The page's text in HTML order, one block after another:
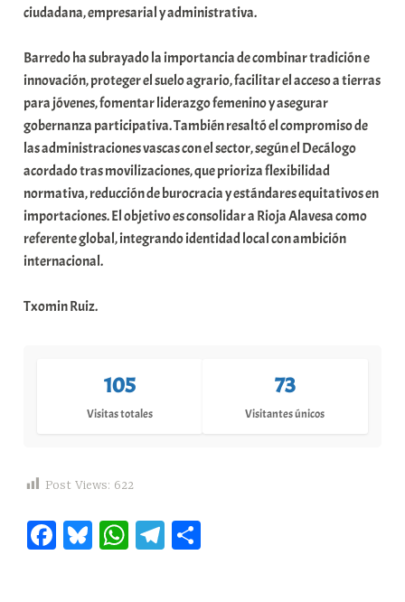
ciudadana, empresarial y administrativa.
Barredo ha subrayado la importancia de combinar tradición e
innovación, proteger el suelo agrario, facilitar el acceso a tierras
para jóvenes, fomentar liderazgo femenino y asegurar
gobernanza participativa. También resaltó el compromiso de
las administraciones vascas con el sector, según el Decálogo
acordado tras movilizaciones, que prioriza flexibilidad
normativa, reducción de burocracia y estándares equitativos en
importaciones. El objetivo es consolidar a Rioja Alavesa como
referente global, integrando identidad local con ambición
internacional.
Txomin Ruiz.
105
Visitas totales
73
Visitantes únicos
Post Views: 622
Fa Bl W Te